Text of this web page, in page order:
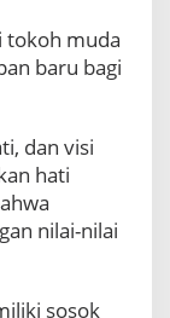
tokoh muda
baru bagi
dan visi
hati
nilai-nilai
sosok